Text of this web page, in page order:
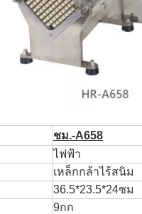
ชม.-A658
ไฟฟ้า
เหล็กกล้าไร้สนิม
36.5*23.5*24ซม
9กก